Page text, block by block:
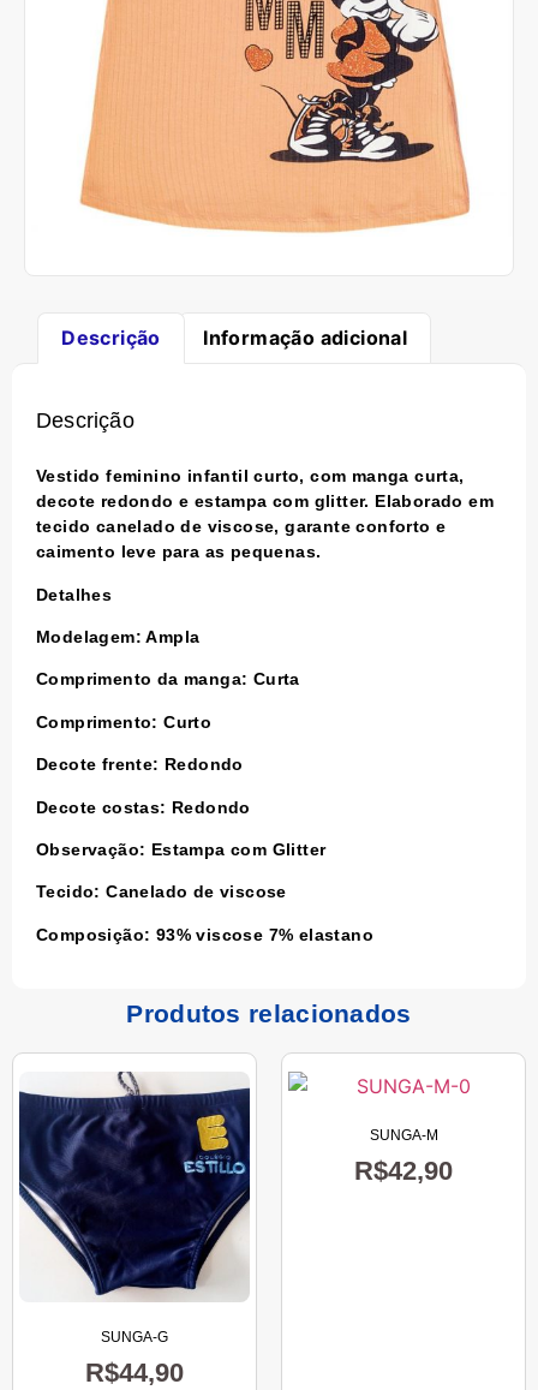
Descrição Informação adicional
Descrição
Vestido feminino infantil curto, com manga curta,
decote redondo e estampa com glitter. Elaborado em
tecido canelado de viscose, garante conforto e
caimento leve para as pequenas.
Detalhes
Modelagem: Ampla
Comprimento da manga: Curta
Comprimento: Curto
Decote frente: Redondo
Decote costas: Redondo
Observação: Estampa com Glitter
Tecido: Canelado de viscose
Composição: 93% viscose 7% elastano
Produtos relacionados
SUNGA-G
R$44,90
SUNGA-M
R$42,90